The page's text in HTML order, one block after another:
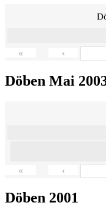
« ‹
Döben Mai
« ‹
Döben 2001